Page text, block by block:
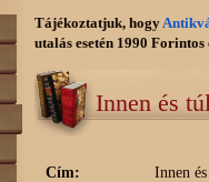
Tájékoztatjuk, hogy
utalás esetén 1990
Innen és
Cím:
Innen